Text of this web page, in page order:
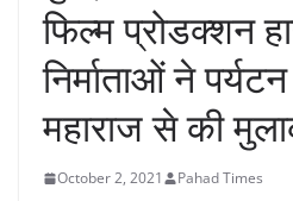
फिल्म प्रोडक्शन
निर्माताओं ने
महाराज से की
October 2, 2021 Pahad Times